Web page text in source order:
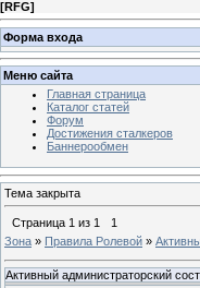
[RFG]
Форма входа
Меню сайта
Главная страница
Каталог статей
Форум
Достижения сталкеров
Баннерообмен
Тема закрыта
Страница 1 из 1
1
Зона » Правила Ролевой »
Активный администраторский